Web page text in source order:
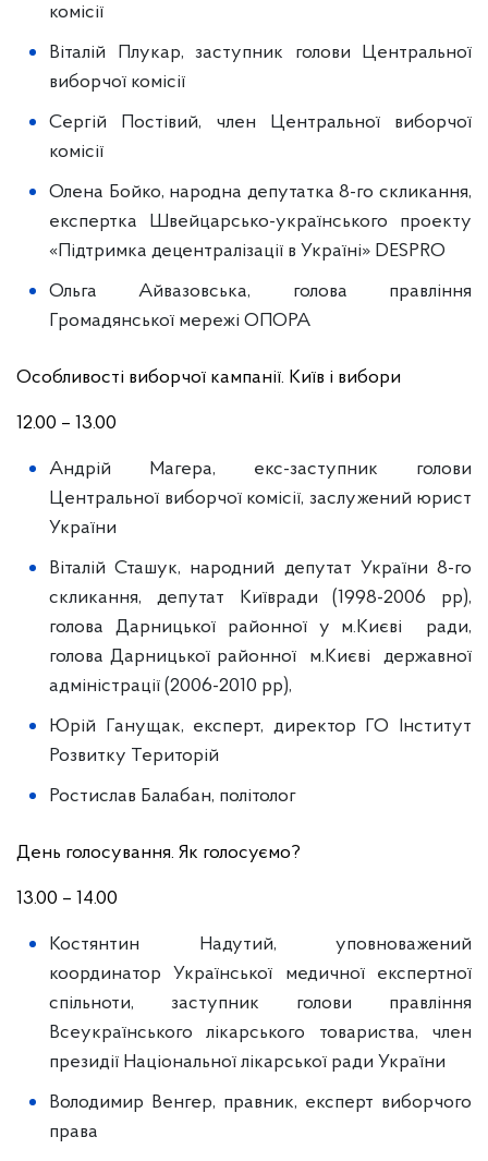
комісії
Віталій Плукар, заступник голови Центральної
виборчої комісії
Сергій Постівий, член Центральної виборчої
комісії
Олена Бойко, народна депутатка 8-го скликання,
експертка Швейцарсько-українського проекту
«Підтримка децентралізації в Україні» DESPRO
Ольга Айвазовська, голова правління
Громадянської мережі ОПОРА
Особливості виборчої кампанії. Київ і вибори
12.00 – 13.00
Андрій Магера, екс-заступник голови
Центральної виборчої комісії, заслужений юрист
України
Віталій Сташук, народний депутат України 8-го
скликання, депутат Київради (1998-2006 рр),
голова Дарницької районної у м.Києві ради,
голова Дарницької районної м.Києві державної
адміністрації (2006-2010 рр),
Юрій Ганущак, експерт, директор ГО Інститут
Розвитку Територій
Ростислав Балабан, політолог
День голосування. Як голосуємо?
13.00 – 14.00
Костянтин Надутий, уповноважений
координатор Української медичної експертної
спільноти, заступник голови правління
Всеукраїнського лікарського товариства, член
президії Національної лікарської ради України
Володимир Венгер, правник, експерт виборчого
права